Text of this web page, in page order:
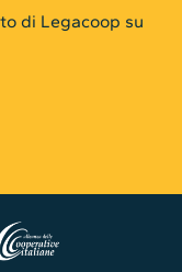
di Legacoop su